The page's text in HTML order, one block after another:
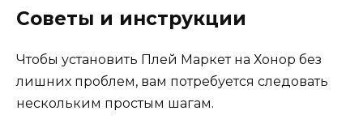
Советы и инструкции
Чтобы установить Плей Маркет на Хонор без
лишних проблем, вам потребуется следовать
нескольким простым шагам.